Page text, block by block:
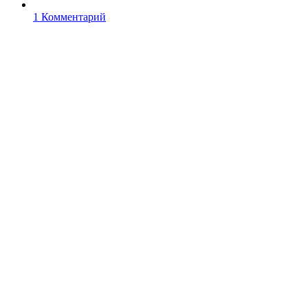
1 Комментарий